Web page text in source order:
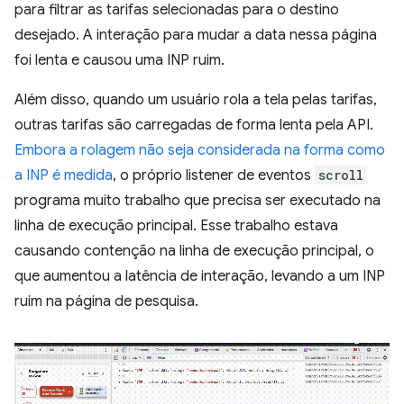
para filtrar as tarifas selecionadas para o destino
desejado. A interação para mudar a data nessa página
foi lenta e causou uma INP ruim.
Além disso, quando um usuário rola a tela pelas tarifas,
outras tarifas são carregadas de forma lenta pela API.
Embora a rolagem não seja considerada na forma como
a INP é medida, o próprio listener de eventos scroll
programa muito trabalho que precisa ser executado na
linha de execução principal. Esse trabalho estava
causando contenção na linha de execução principal, o
que aumentou a latência de interação, levando a um INP
ruim na página de pesquisa.